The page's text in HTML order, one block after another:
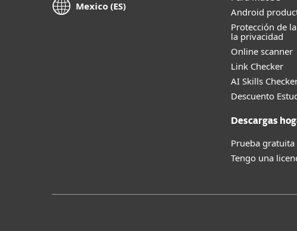
Mexico (ES)
Android
Protección de
la privacidad
Online scanner
Link Checker
AI Skills
Descuento
Descargas
Prueba gratuita
Tengo una